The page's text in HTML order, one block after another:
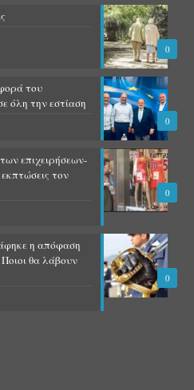
0
0
του
όλη την εστίαση
0
επιχειρήσεων-
τον
0
η απόφαση
θα λάβουν